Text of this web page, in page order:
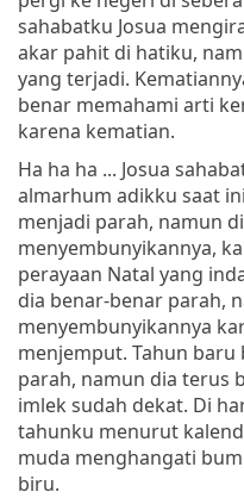
sahabatku Josua
akar pahit di hatiku,
yang terjadi.
benar memahami arti
karena kematian.
Ha ha ha ... Josua
almarhum adikku saat
menjadi parah, namun
menyembunyikannya,
perayaan Natal yang
dia benar-benar parah,
menyembunyikannya
menjemput. Tahun
parah, namun dia terus
imlek sudah dekat. Di
tahunku menurut
muda menghangati
biru.